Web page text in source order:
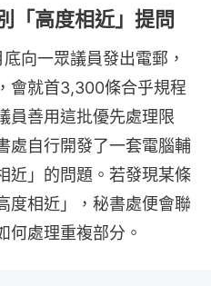
高度相近」提問
向一眾議員發出電郵，
會就首3,300條合乎規程
員善用這批優先處理限
處自行開發了一套電腦輔
近」的問題。若發現某條
度相近」，秘書處便會聯
何處理重複部分。